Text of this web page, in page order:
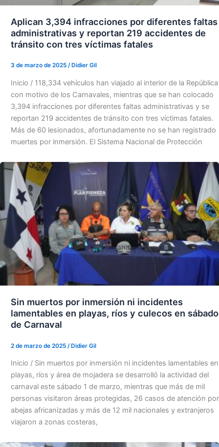
Aplican 3,394 infracciones por diferentes faltas
administrativas y reportan 219 accidentes de
tránsito con tres víctimas fatales
3 de marzo de 2025 / Didier Gil
Inicio / 118,334 vehículos han viajado al interior de la República
con motivo de los Carnavales, mientras que se han colocado
3,394 infracciones por diferentes faltas administrativas y se
reportan 219 accidentes de tránsito con tres víctimas fatales.
Más de 60 lesionados, afortunadamente no se han registrado
muertes por inmersión. El Sistema Nacional de Protección
Sin muertos por inmersión ni incidentes
lamentables en playas, ríos y culecos en sábado
de Carnaval
2 de marzo de 2025 /Didier Gil
Inicio / Sin muertos por inmersión ni incidentes lamentables en
playas, ríos y área de mojadera se desarrolló la actividad del
carnaval este sábado 1 de marzo, mientras que más de mil
personas visitaron áreas protegidas, 26 casos de atención por
abejas africanizadas y más de 12 mil nacionales y extranjeros
viajaron a zonas costeras,